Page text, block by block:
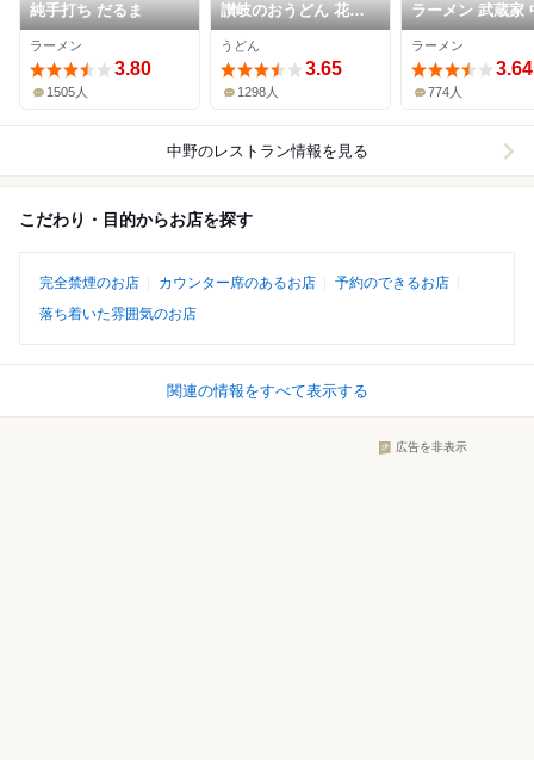
純手打ち だるま
ラーメン
3.80
1505人
讃岐のおうどん 花は
咲く 新中野本店
うどん
3.65
1298人
ラーメン 武蔵家
本店
ラーメン
3.64
774人
中野のレストラン情報を見る
こだわり・目的からお店を探す
完全禁煙のお店 カウンター席のあるお店
予約のできるお店
落ち着いた雰囲気のお店
関連の情報をすべて表示する
広告を非表示